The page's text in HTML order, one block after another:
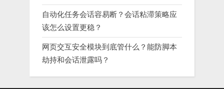
自动化任务会话容易断？会话粘滞策略应
该怎么设置更稳？
网页交互安全模块到底管什么？能防脚本
劫持和会话泄露吗？